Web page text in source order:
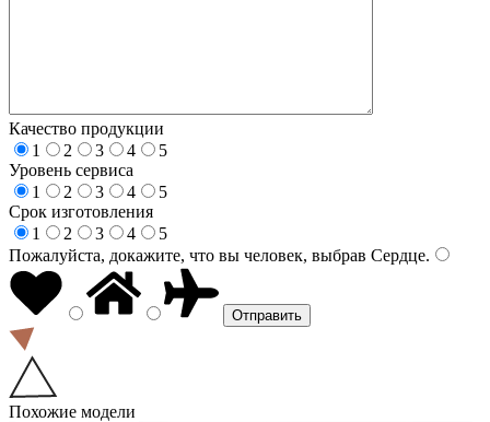
Качество продукции
1
2 3 4
5
Уровень сервиса
1
2 3 4
5
Срок изготовления
1
2 3 4
5
Пожалуйста, докажите, что вы человек, выбрав Сердце.
Похожие модели